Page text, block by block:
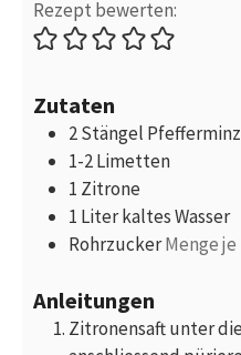
Rezept bewerten:
Zutaten
2Stängel
1-2Limetten
1 Zitrone
1 Literkaltes Wasser
RohrzuckerMenge
Anleitungen
Zitronensaft unter